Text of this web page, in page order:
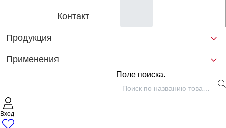
Контакт
Продукция
Применения
Поле поиска.
Вход